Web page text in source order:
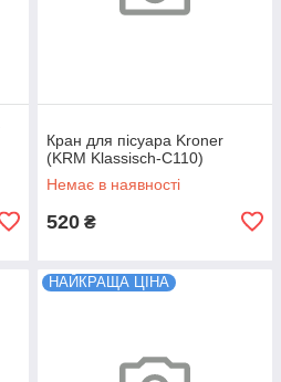
Кран для пісуара Kroner
(KRM Klassisch-C110)
Немає в наявності
520 ₴
НАЙКРАЩА ЦІНА